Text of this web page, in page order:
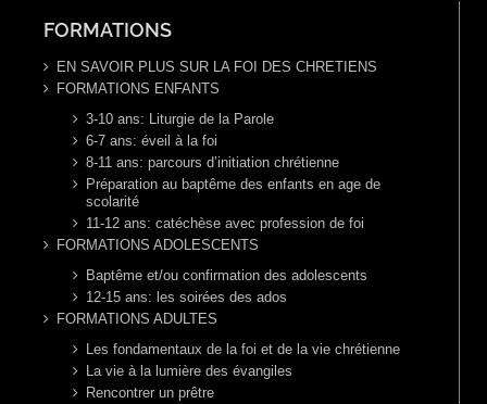
FORMATIONS
EN SAVOIR PLUS SUR LA FOI DES CHRETIENS
FORMATIONS ENFANTS
3-10 ans: Liturgie de la Parole
6-7 ans: éveil à la foi
8-11 ans: parcours d’initiation chrétienne
Préparation au baptême des enfants en age de
scolarité
11-12 ans: catéchèse avec profession de foi
FORMATIONS ADOLESCENTS
Baptême et/ou confirmation des adolescents
12-15 ans: les soirées des ados
FORMATIONS ADULTES
Les fondamentaux de la foi et de la vie chrétienne
La vie à la lumière des évangiles
Rencontrer un prêtre